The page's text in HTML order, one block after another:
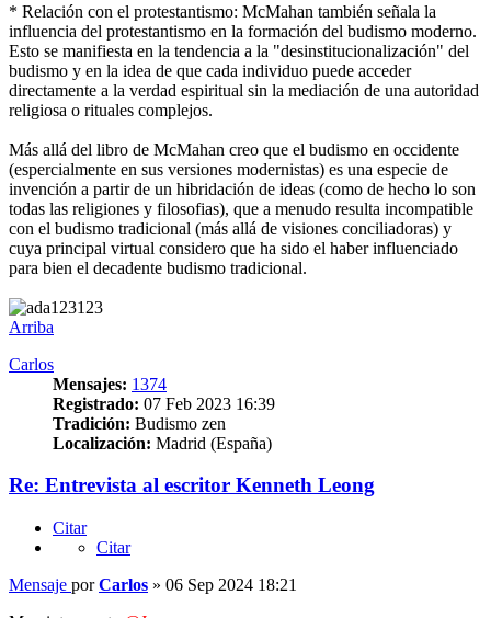
* Relación con el protestantismo: McMahan también señala la
influencia del protestantismo en la formación del budismo moderno.
Esto se manifiesta en la tendencia a la "desinstitucionalización" del
budismo y en la idea de que cada individuo puede acceder
directamente a la verdad espiritual sin la mediación de una autoridad
religiosa o rituales complejos.
Más allá del libro de McMahan creo que el budismo en occidente
(espercialmente en sus versiones modernistas) es una especie de
invención a partir de un hibridación de ideas (como de hecho lo son
todas las religiones y filosofias), que a menudo resulta incompatible
con el budismo tradicional (más allá de visiones conciliadoras) y
cuya principal virtual considero que ha sido el haber influenciado
para bien el decadente budismo tradicional.
Arriba
Carlos
Mensajes: 1374
Registrado: 07 Feb 2023 16:39
Tradición: Budismo zen
Localización: Madrid (España)
Re: Entrevista al escritor Kenneth Leong
Citar
Citar
Mensaje porCarlos » 06 Sep 2024 18:21